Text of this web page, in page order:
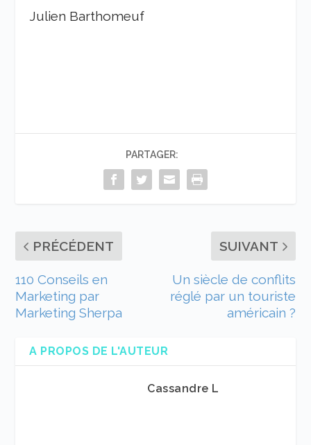
Julien Barthomeuf
PARTAGER:
PRÉCÉDENT
110 Conseils en
Marketing par
Marketing Sherpa
SUIVANT
Un siècle de conflits
réglé par un touriste
américain ?
A PROPOS DE L'AUTEUR
Cassandre L